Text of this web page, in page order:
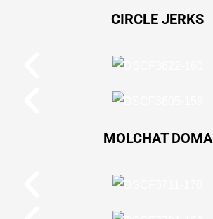
CIRCLE JERKS
MOLCHAT DOMA